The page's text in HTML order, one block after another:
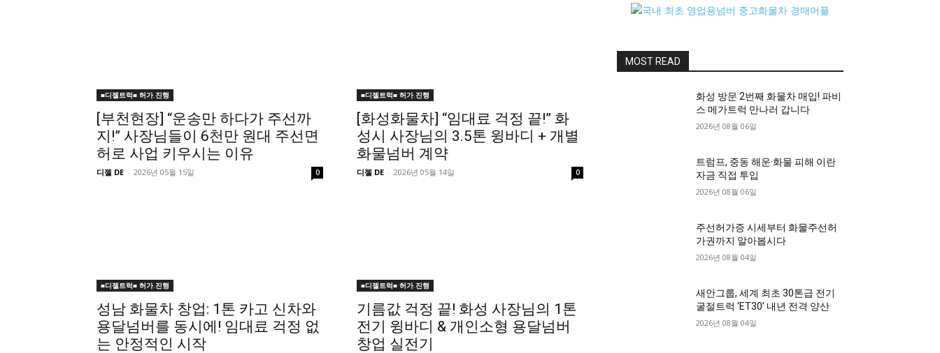
■디젤트럭■ 허가.진행
[부천현장] “운송만 하다가 주선까
지!” 사장님들이 6천만 원대 주선면
허로 사업 키우시는 이유
디젤 DE - 2026년 05월 15일 0
■디젤트럭■ 허가.진행
[화성화물차] “임대료 걱정 끝!” 화
성시 사장님의 3.5톤 윙바디 + 개별
화물넘버 계약
디젤 DE - 2026년 05월 14일 0
■디젤트럭■ 허가.진행
성남 화물차 창업: 1톤 카고 신차와
용달넘버를 동시에! 임대료 걱정 없
는 안정적인 시작
■디젤트럭■ 허가.진행
기름값 걱정 끝! 화성 사장님의 1톤
전기 윙바디 & 개인소형 용달넘버
창업 실전기
MOST READ
화성 방문 2번째 화물차 매입! 파비
스 메가트럭 만나러 갑니다
2026년 08월 06일
트럼프, 중동 해운·화물 피해 이란
자금 직접 투입
2026년 08월 06일
주선허가증 시세부터 화물주선허
가권까지 알아봅시다
2026년 08월 04일
새안그룹, 세계 최초 30톤급 전기
굴절트럭 ‘ET30’ 내년 전격 양산
2026년 08월 04일